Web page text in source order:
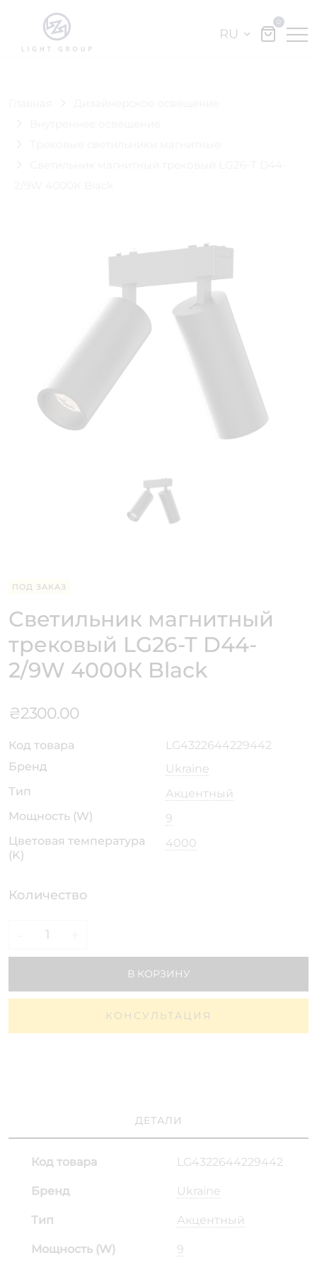
RU
0
ПОД ЗАКАЗ
Светильник магнитный
трековый LG26-T D44-
2/9W 4000К Black
₴2300.00
Код товара
LG4322644229442
Бренд
Ukraine
Тип
Акцентный
Мощность (W)
9
Цветовая температура
(K)
4000
Количество
В КОРЗИНУ
КОНСУЛЬТАЦИЯ
ДЕТАЛИ
Код товара LG4322644229442
Бренд Ukraine
Тип Акцентный
Мощность (W) 9